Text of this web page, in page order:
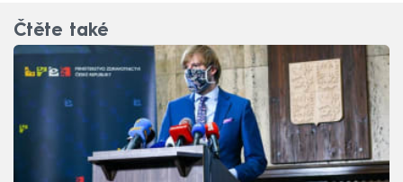
Čtěte také